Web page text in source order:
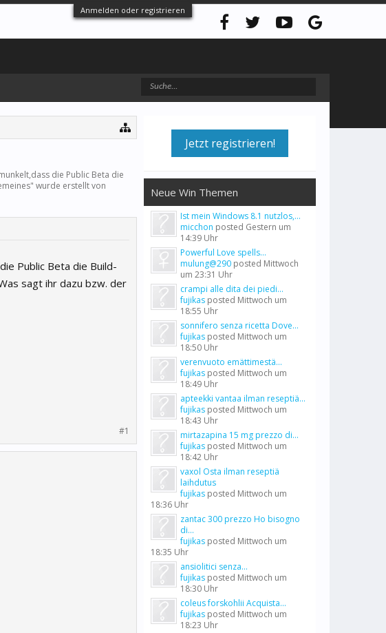
Anmelden oder registrieren
die Public Beta die
" wurde erstellt von
Public Beta die Build-
sagt ihr dazu bzw. der
#1
Jetzt registrieren!
Neue Win Themen
Ist mein Windows 8.1 nutzlos,...
micchon posted Gestern um
14:39 Uhr
Powerful Love spells...
mulung@290 posted Mittwoch
um 23:31 Uhr
crampi alle dita dei piedi...
fujikas posted Mittwoch um
18:55 Uhr
sonnifero senza ricetta Dove...
fujikas posted Mittwoch um
18:50 Uhr
verenvuoto emättimestä...
fujikas posted Mittwoch um
18:49 Uhr
apteekki vantaa ilman reseptiä...
fujikas posted Mittwoch um
18:43 Uhr
mirtazapina 15 mg prezzo di...
fujikas posted Mittwoch um
18:42 Uhr
vaxol Osta ilman reseptiä
laihdutus
fujikas posted Mittwoch um
18:36 Uhr
zantac 300 prezzo Ho bisogno
di...
fujikas posted Mittwoch um
18:35 Uhr
ansiolitici senza...
fujikas posted Mittwoch um
18:30 Uhr
coleus forskohlii Acquista...
fujikas posted Mittwoch um
18:23 Uhr